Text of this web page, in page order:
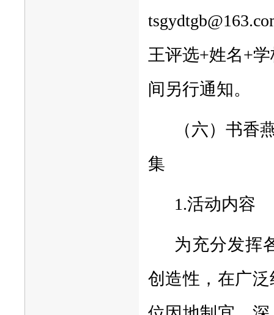
王评选+姓名+
间另行通知。
（六）书
集
1.活动内容
为充分发挥
创造性，在广